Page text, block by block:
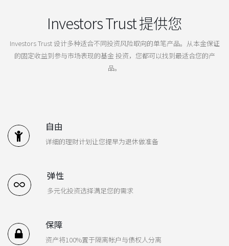
Investors Trust 提供您
Investors Trust 设计多种适合不同投资风险取向的单笔产品。从本金保证
的固定收益到参与市场表现的基金 投资，您都可以找到最适合您的产
品。
自由
详细的理财计划让您提早为退休做准备
弹性
多元化投资选择满足您的需求
保障
资产将100%置于隔离帐户与债权人分离